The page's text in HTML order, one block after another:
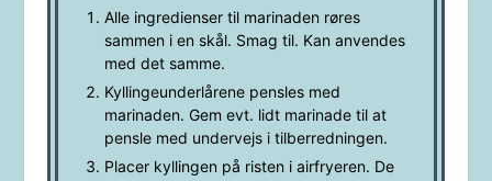
Alle ingredienser til marinaden røres
sammen i en skål. Smag til. Kan anvendes
med det samme.
Kyllingeunderlårene pensles med
marinaden. Gem evt. lidt marinade til at
pensle med undervejs i tilberredningen.
Placer kyllingen på risten i airfryeren. De